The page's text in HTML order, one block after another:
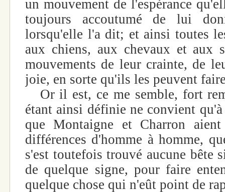
un mouvement de l'espérance
toujours accoutumé de lui
lorsqu'elle l'a dit; et ainsi toutes
aux chiens, aux chevaux et aux
mouvements de leur crainte, de
joie, en sorte qu'ils les peuvent
Or il est, ce me semble, fort
étant ainsi définie ne convient
que Montaigne et Charron
différences d'homme à homme,
s'est toutefois trouvé aucune bête
de quelque signe, pour faire
quelque chose qui n'eût point de